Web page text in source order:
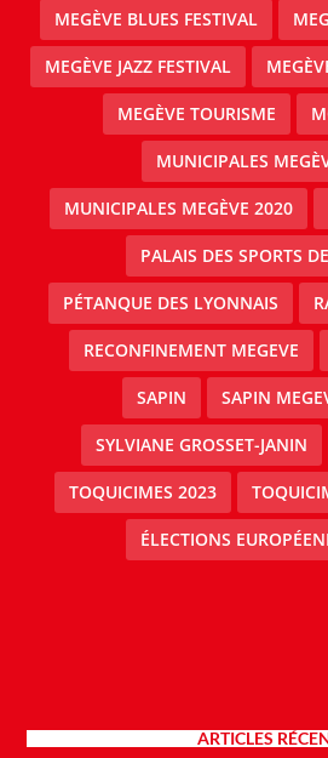
MEGÈVE BLUES FESTIVAL
MEGÈVE JAZZ FESTIVAL
MEGÈVE TOURISME
MUNICIPALES
MUNICIPALES MEGÈVE 2020
PALAIS DES SPORTS
PÉTANQUE DES LYONNAIS
RECONFINEMENT MEGEVE
SAPIN SAPIN
SYLVIANE GROSSET-JANIN
TOQUICIMES 2023
ÉLECTIONS
ARTICLES